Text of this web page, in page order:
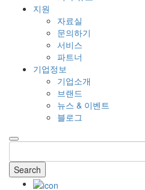
지원
자료실
문의하기
서비스
파트너
기업정보
기업소개
브랜드
뉴스 & 이벤트
블로그
Search